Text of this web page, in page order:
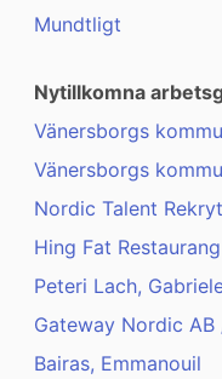
Mundtligt
Nytillkomna
Vänersborgs
Vänersborgs
Nordic Talent
Hing Fat
Peteri Lach,
Gateway Nordic
Bairas, Emmanouil